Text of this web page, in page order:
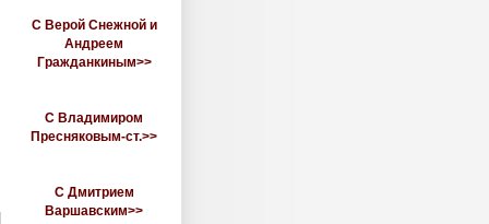
С Верой Снежной и
Андреем
Гражданкиным>>
С Владимиром
Пресняковым-ст.>>
С Дмитрием
Варшавским>>